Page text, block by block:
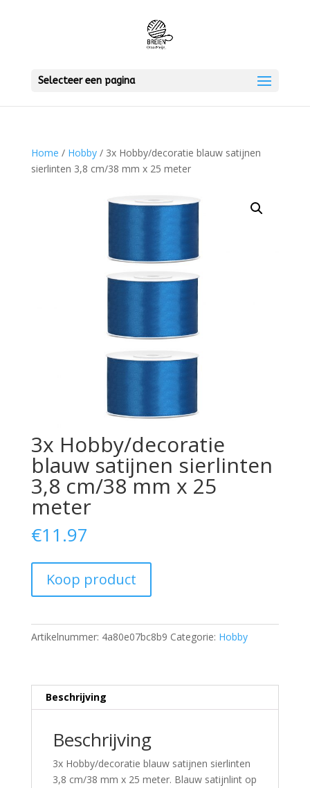
Selecteer een pagina
Home / Hobby/ 3x Hobby/decoratie blauw satijnen
sierlinten 3,8 cm/38 mm x 25 meter
3x Hobby/decoratie
blauw satijnen sierlinten
3,8 cm/38 mm x 25
meter
€11.97
Koop product
Artikelnummer: 4a80e07bc8b9 Categorie: Hobby
Beschrijving
Beschrijving
3x Hobby/decoratie blauw satijnen sierlinten
3,8 cm/38 mm x 25 meter. Blauw satijnlint op